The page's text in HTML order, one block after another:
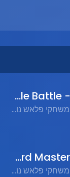
קרב תפוחים - Apple Battle
Flash Games, משחקי פלאש נוסטלגים, Action, פעולה
איש החרב - Sword Master
Flash Games, משחקי פלאש נוסטלגים, Action, פעולה